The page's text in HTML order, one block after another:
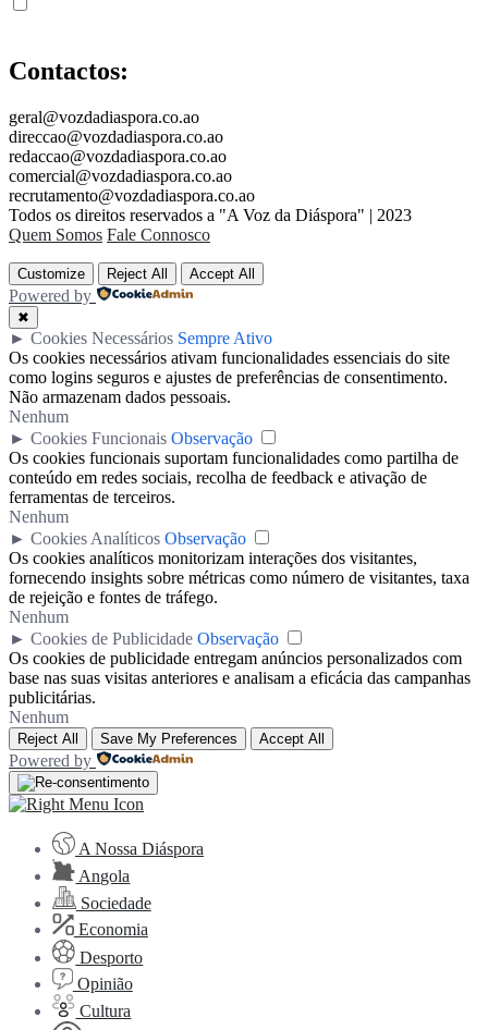
Contactos:
geral@vozdadiaspora.co.ao
direccao@vozdadiaspora.co.ao
redaccao@vozdadiaspora.co.ao
comercial@vozdadiaspora.co.ao
recrutamento@vozdadiaspora.co.ao
Todos os direitos reservados a "A Voz da Diáspora" | 2023
Quem Somos Fale Connosco
Customize Reject All Accept All
Powered by
✖
► Cookies Necessários Sempre Ativo
Os cookies necessários ativam funcionalidades essenciais do site
como logins seguros e ajustes de preferências de consentimento.
Não armazenam dados pessoais.
Nenhum
► Cookies Funcionais Observação
Os cookies funcionais suportam funcionalidades como partilha de
conteúdo em redes sociais, recolha de feedback e ativação de
ferramentas de terceiros.
Nenhum
► Cookies Analíticos Observação
Os cookies analíticos monitorizam interações dos visitantes,
fornecendo insights sobre métricas como número de visitantes, taxa
de rejeição e fontes de tráfego.
Nenhum
► Cookies de Publicidade Observação
Os cookies de publicidade entregam anúncios personalizados com
base nas suas visitas anteriores e analisam a eficácia das campanhas
publicitárias.
Nenhum
Reject All Save My Preferences Accept All
Powered by
A Nossa Diáspora
Angola
Sociedade
Economia
Desporto
Opinião
Cultura